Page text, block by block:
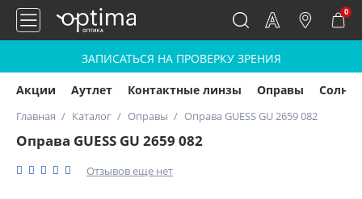
0
ЗАПИСАТЬСЯ НА ПРОВЕРКУ ЗРЕНИЯ
Акции Аутлет Контактные линзы Оправы
Главная Каталог Оправы Оправа GUESS GU 2659 082
Оправа GUESS GU 2659 082
Отзывов еще нет